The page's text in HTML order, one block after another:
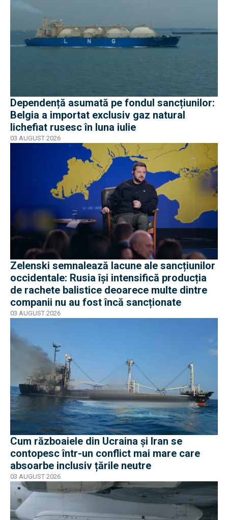
Dependență asumată pe fondul sancțiunilor:
Belgia a importat exclusiv gaz natural
lichefiat rusesc în luna iulie
03 AUGUST 2026
Zelenski semnalează lacune ale sancțiunilor
occidentale: Rusia își intensifică producția
de rachete balistice deoarece multe dintre
companii nu au fost încă sancționate
03 AUGUST 2026
Cum războaiele din Ucraina și Iran se
contopesc într-un conflict mai mare care
absoarbe inclusiv țările neutre
03 AUGUST 2026
EXCLUSIV